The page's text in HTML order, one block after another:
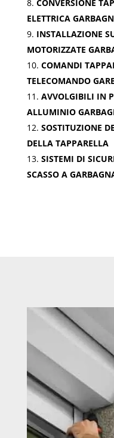
CONVERSIONE
ELETTRICA
INSTALLAZIONE
MOTORIZZATE
COMANDI
TELECOMANDO
AVVOLGIBILI IN
ALLUMINIO
SOSTITUZIONE
DELLA TAPPARELLA
SISTEMI DI
SCASSO A